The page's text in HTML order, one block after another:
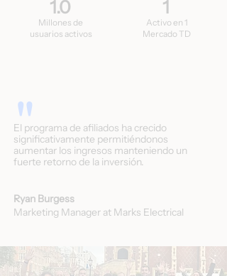
1.0
Millones de
usuarios activos
1
Activo en 1
Mercado TD
"
El programa de afiliados ha crecido
significativamente permitiéndonos
aumentar los ingresos manteniendo un
fuerte retorno de la inversión.
Ryan Burgess
Marketing Manager at Marks Electrical